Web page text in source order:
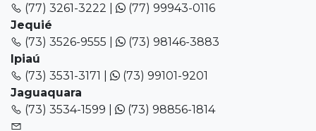
(77) 3261-3222 |
(77) 99943-0116
Jequié
(73) 3526-9555 |
(73) 98146-3883
Ipiaú
(73) 3531-3171 |
(73) 99101-9201
Jaguaquara
(73) 3534-1599 |
(73) 98856-1814